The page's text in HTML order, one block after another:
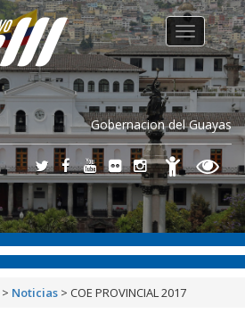
Gobernacion del Guayas
Toggle
navigation
> Noticias > COE PROVINCIAL 2017